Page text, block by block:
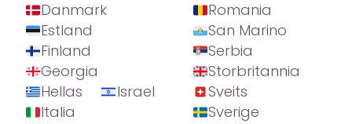
Danmark
Estland
Finland
Georgia
Hellas
Israel
Italia
Romania
San Marino
Serbia
Storbritannia
Sveits
Sverige